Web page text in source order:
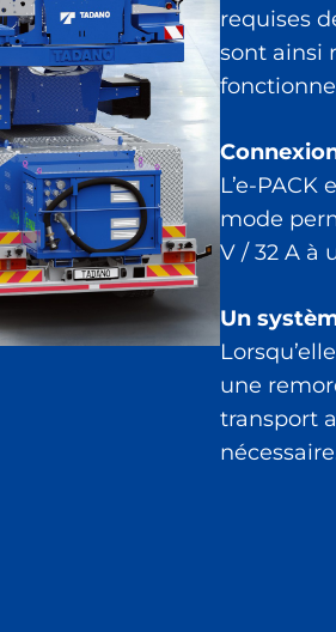
requises
sont ainsi
L’e-
mode
V / 32 A à
Un
une
transport